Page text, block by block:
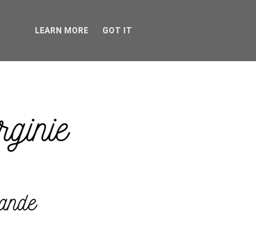
LEARN MORE GOT IT